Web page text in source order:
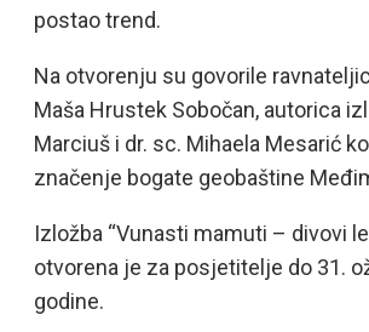
postao trend.
Na otvorenju su govorile
Maša Hrustek Sobočan, autorica
Marciuš i dr. sc. Mihaela Mesarić
značenje bogate geobaštine
Izložba “Vunasti mamuti – divovi
otvorena je za posjetitelje do 31.
godine.